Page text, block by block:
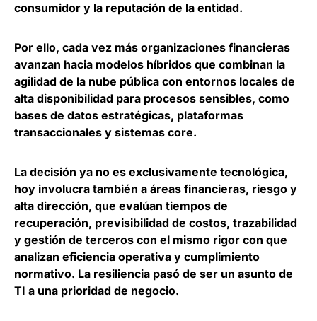
consumidor y la reputación de la entidad.
Por ello, cada vez más organizaciones financieras
avanzan hacia modelos híbridos que combinan la
agilidad de la nube pública con entornos locales de
alta disponibilidad para procesos sensibles, como
bases de datos estratégicas, plataformas
transaccionales y sistemas core.
La decisión ya no es exclusivamente tecnológica,
hoy involucra también a áreas financieras, riesgo y
alta dirección, que evalúan tiempos de
recuperación, previsibilidad de costos, trazabilidad
y gestión de terceros con el mismo rigor con que
analizan eficiencia operativa y cumplimiento
normativo. La resiliencia pasó de ser un asunto de
TI a una prioridad de negocio.